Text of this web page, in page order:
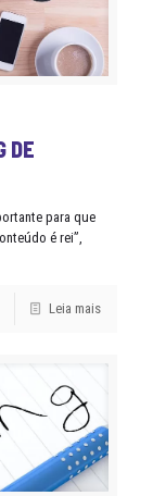
DE
para que
é rei”,
Leia mais